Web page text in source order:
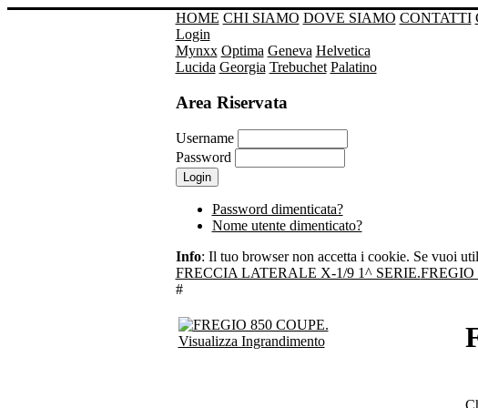
HOME CHI SIAMO DOVE SIAMO CONTATTI
Login
Mynxx Optima Geneva Helvetica
Lucida Georgia Trebuchet Palatino
Area Riservata
Username
Password
Password dimenticata?
Nome utente dimenticato?
Info: Il tuo browser non accetta i cookie. Se vuoi
FRECCIA LATERALE X-1/9 1^ SERIE.
#
Visualizza Ingrandimento